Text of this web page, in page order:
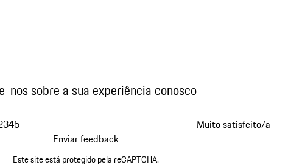
nos sobre a sua experiência conosco
345
Muito satisfeito/a
Enviar feedback
Este site está protegido pela reCAPTCHA.